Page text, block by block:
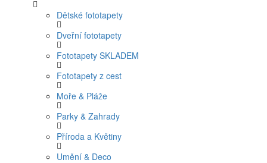
Dětské fototapety
Dveřní fototapety
Fototapety SKLADEM
Fototapety z cest
Moře & Pláže
Parky & Zahrady
Příroda a Květiny
Umění & Deco